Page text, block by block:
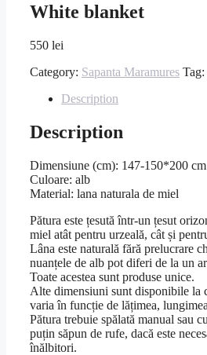
White blanket
550 lei
Category: Sapanta Maramures Tag:
Description
Description
Dimensiune (cm): 147-150*200 cm
Culoare: alb
Material: lana naturala de miel
Pătura este țesută într-un țesut
miel atât pentru urzeală, cât și
Lâna este naturală fără prelucrare
nuanțele de alb pot diferi de la un
Toate acestea sunt produse unice.
Alte dimensiuni sunt disponibile la
varia în funcție de lățimea,
Pătura trebuie spălată manual sau
puțin săpun de rufe, dacă este
înălbitori.